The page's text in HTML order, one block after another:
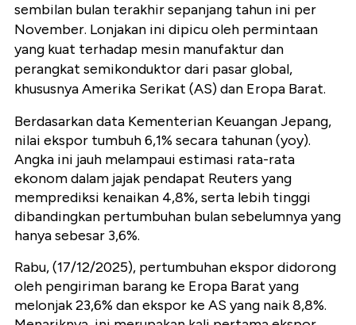
sembilan bulan terakhir sepanjang tahun ini per
November. Lonjakan ini dipicu oleh permintaan
yang kuat terhadap mesin manufaktur dan
perangkat semikonduktor dari pasar global,
khususnya Amerika Serikat (AS) dan Eropa Barat.
Berdasarkan data Kementerian Keuangan Jepang,
nilai ekspor tumbuh 6,1% secara tahunan (yoy).
Angka ini jauh melampaui estimasi rata-rata
ekonom dalam jajak pendapat Reuters yang
memprediksi kenaikan 4,8%, serta lebih tinggi
dibandingkan pertumbuhan bulan sebelumnya yang
hanya sebesar 3,6%.
Rabu, (17/12/2025), pertumbuhan ekspor didorong
oleh pengiriman barang ke Eropa Barat yang
melonjak 23,6% dan ekspor ke AS yang naik 8,8%.